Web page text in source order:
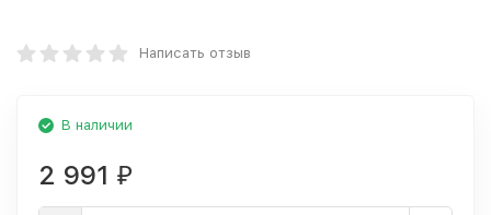
Написать отзыв
В наличии
2 991 ₽